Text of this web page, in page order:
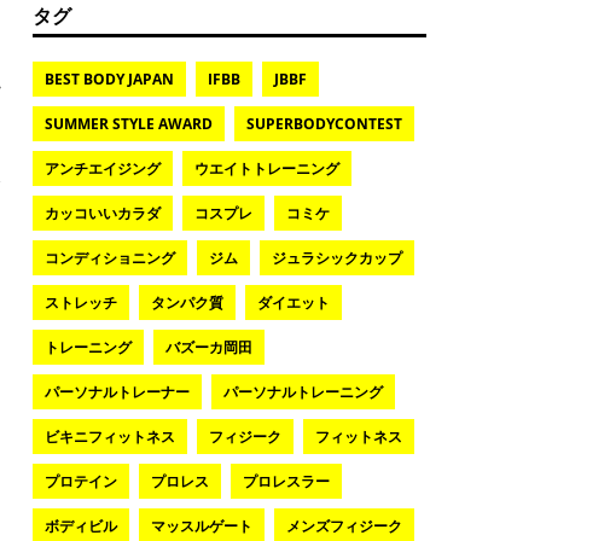
タグ
BEST BODY JAPAN IFBB JBBF
SUMMER STYLE AWARD SUPERBODYCONTEST
アンチエイジング ウエイトトレーニング
カッコいいカラダ コスプレ コミケ
コンディショニング ジム ジュラシックカップ
ストレッチ タンパク質 ダイエット
トレーニング バズーカ岡田
パーソナルトレーナー パーソナルトレーニング
ビキニフィットネス フィジーク フィットネス
プロテイン プロレス プロレスラー
ボディビル マッスルゲート メンズフィジーク